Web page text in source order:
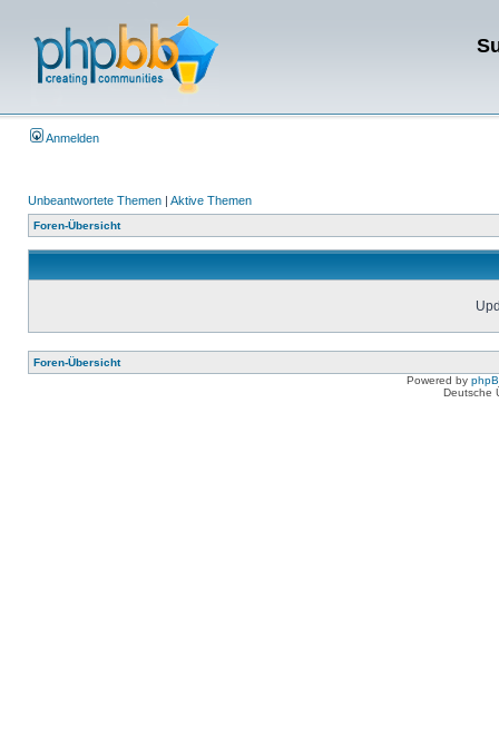
Anmelden
Unbeantwortete Themen | Aktive Themen
Foren-Übersicht
Foren-Übersicht
Powered by
Deutsche